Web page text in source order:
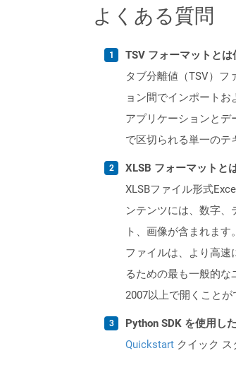
よくある質問
TSV フォーマットとは
タブ分離値（TSV）フ
ョン間でインポート
アプリケーションと
で区切られる単一のテ
XLSB フォーマットと
XLSBファイル形式
ンテンツには、数字
ト、画像が含まれま
ファイルは、より高速
るための最も一般的
2007以上で開くことが
Python SDK を使用し
Quickstart クイック